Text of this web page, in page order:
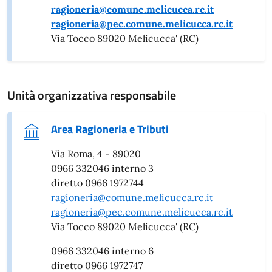
ragioneria@comune.melicucca.rc.it
ragioneria@pec.comune.melicucca.rc.it
Via Tocco 89020 Melicucca' (RC)
Unità organizzativa responsabile
Area Ragioneria e Tributi
Via Roma, 4 - 89020
0966 332046 interno 3
diretto 0966 1972744
ragioneria@comune.melicucca.rc.it
ragioneria@pec.comune.melicucca.rc.it
Via Tocco 89020 Melicucca' (RC)
0966 332046 interno 6
diretto 0966 1972747